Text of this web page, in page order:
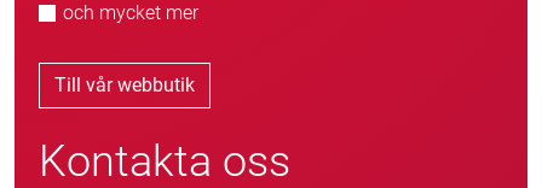
och mycket mer
Till vår webbutik
Kontakta oss